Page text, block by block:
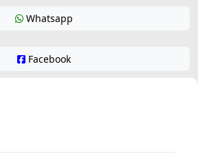
Whatsapp
Facebook